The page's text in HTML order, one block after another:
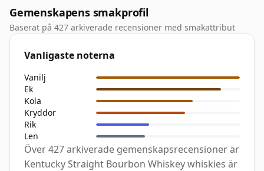
Gemenskapens smakprofil
Baserat på 427 arkiverade recensioner med smakattribut
Vanligaste noterna
Vanilj
Ek
Kola
Kryddor
Rik
Len
Över 427 arkiverade gemenskapsrecensioner är
Kentucky Straight Bourbon Whiskey whiskies är